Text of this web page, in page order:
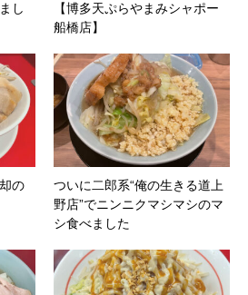
し
【博多天ぷらやまみシャポー
船橋店】
の
ついに二郎系“俺の生きる道上
野店”でニンニクマシマシのマ
シ食べました